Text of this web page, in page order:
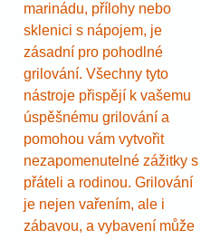
marinádu, přílohy nebo
sklenici s nápojem, je
zásadní pro pohodlné
grilování. Všechny tyto
nástroje přispějí k vašemu
úspěšnému grilování a
pomohou vám vytvořit
nezapomenutelné zážitky s
přáteli a rodinou. Grilování
je nejen vařením, ale i
zábavou, a vybavení může